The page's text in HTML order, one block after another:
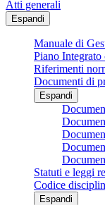
Atti generali
Espandi
Manuale di
Piano
Riferimenti
Documenti di
Espandi
Statuti e leggi
Codice
Espandi